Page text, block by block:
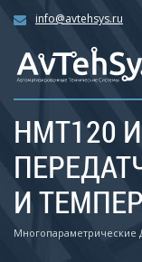
info@avtehsys.ru
HMT120
И